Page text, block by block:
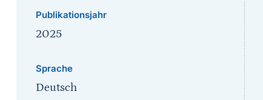
Publikationsjahr
2025
Sprache
Deutsch